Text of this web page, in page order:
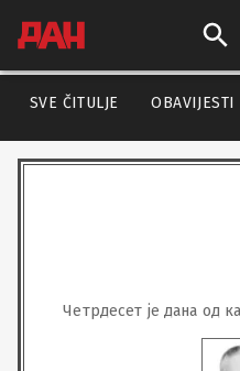
SVE ČITULJE OBAVIJESTI
Четрдесет је дана од